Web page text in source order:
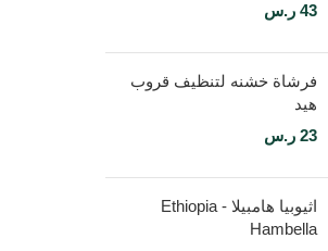
43 ر.س
فرشاة خشنه لتنظيف قروب
هيد
23 ر.س
اثيوبيا هامبيلا - Ethiopia
Hambella